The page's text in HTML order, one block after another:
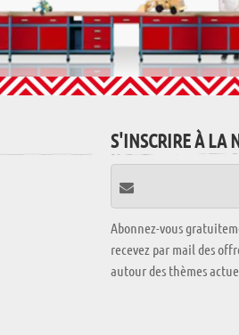
S'INSCRIRE À LA
Abonnez-vous
recevez par mail des
autour des thèmes